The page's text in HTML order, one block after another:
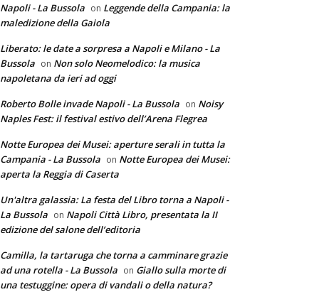
Napoli - La Bussola on Leggende della Campania: la
maledizione della Gaiola
Liberato: le date a sorpresa a Napoli e Milano - La
Bussola on Non solo Neomelodico: la musica
napoletana da ieri ad oggi
Roberto Bolle invade Napoli - La Bussola on Noisy
Naples Fest: il festival estivo dell’Arena Flegrea
Notte Europea dei Musei: aperture serali in tutta la
Campania - La Bussola on Notte Europea dei Musei:
aperta la Reggia di Caserta
Un'altra galassia: La festa del Libro torna a Napoli -
La Bussola on Napoli Città Libro, presentata la II
edizione del salone dell’editoria
Camilla, la tartaruga che torna a camminare grazie
ad una rotella - La Bussola on Giallo sulla morte di
una testuggine: opera di vandali o della natura?